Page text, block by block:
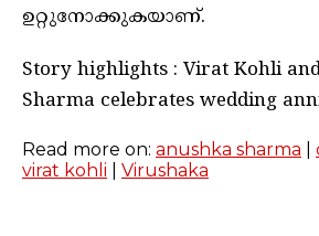
ഉറ്റുനോക്കുകയാണ്.
Story highlights : Virat Kohli
Sharma celebrates wedding
Read more on: anushka sharma
virat kohli
Virushaka